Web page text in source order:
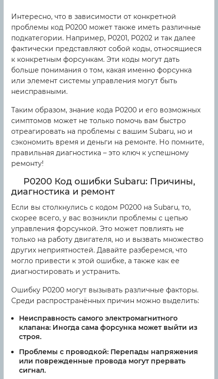
Интересно, что в зависимости от конкретной
проблемы код P0200 может также иметь различные
подкатегории. Например, P0201, P0202 и так далее
фактически представляют собой коды, относящиеся
к конкретным форсункам. Эти коды могут дать
больше понимания о том, какая именно форсунка
или элемент системы управления могут быть
неисправными.
Таким образом, знание кода P0200 и его возможных
симптомов может не только помочь вам быстро
отреагировать на проблемы с вашим Subaru, но и
сэкономить время и деньги на ремонте. Но помните,
правильная диагностика – это ключ к успешному
ремонту!
P0200 Код ошибки Subaru: Причины,
диагностика и ремонт
Если вы столкнулись с кодом P0200 на Subaru, то,
скорее всего, у вас возникли проблемы с цепью
управления форсункой. Это может повлиять не
только на работу двигателя, но и вызвать множество
других неприятностей. Давайте разберемся, что
могло привести к этой ошибке, а также как ее
диагностировать и устранить.
Ошибку P0200 могут вызывать различные факторы.
Среди распространённых причин можно выделить:
Неисправность самого электромагнитного
клапана: Иногда сама форсунка может выйти из
строя.
Проблемы с проводкой: Перепады напряжения
или поврежденные провода могут прервать
сигнал.